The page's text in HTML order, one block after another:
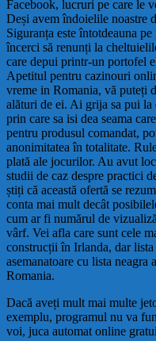
Facebook, lucruri pe care le
Deși avem îndoielile noastre
Siguranța este întotdeauna
încerci să renunți la
care depui printr-un portofel
Apetitul pentru cazinouri
vreme in Romania, vă puteți
alături de ei. Ai grija sa pui
prin care sa isi dea seama
pentru produsul comandat,
anonimitatea în totalitate.
plată ale jocurilor. Au avut
studii de caz despre practici
știți că această ofertă se
conta mai mult decât
cum ar fi numărul de
vârf. Vei afla care sunt cele
construcții în Irlanda, dar
asemanatoare cu lista
Romania.
Dacă aveți mult mai multe
exemplu, programul nu va
voi, juca automat online